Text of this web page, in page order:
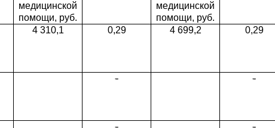
медицинской
помощи, руб.
медицинской
помощи, руб.
4 310,1 0,29 4 699,2 0,29
- -